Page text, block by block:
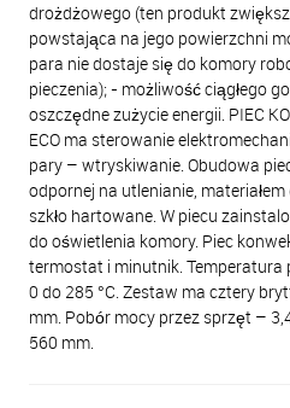
drożdżowego (ten produkt
powstająca na jego powierzchni
para nie dostaje się do komory
pieczenia); - możliwość ciągłego
oszczędne zużycie energii. PIEC
ECO ma sterowanie
pary – wtryskiwanie. Obudowa
odpornej na utlenianie,
szkło hartowane. W piecu
do oświetlenia komory. Piec
termostat i minutnik. Temperatura
0 do 285 °C. Zestaw ma cztery
mm. Pobór mocy przez sprzęt –
560 mm.